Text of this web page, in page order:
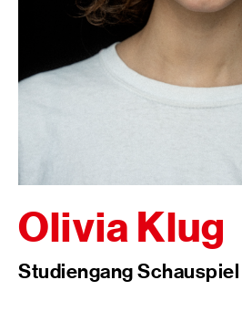
Olivia Klug
Studiengang Schauspiel